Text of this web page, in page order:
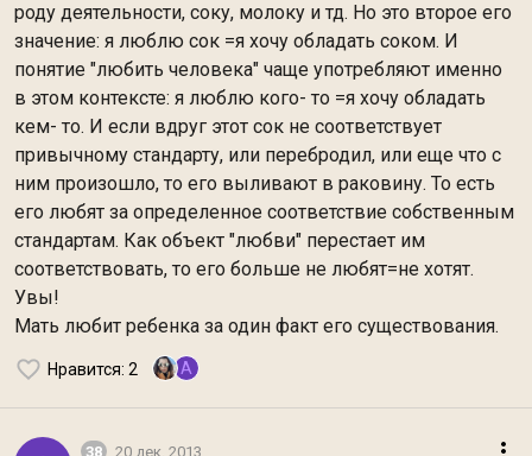
роду деятельности, соку, молоку и тд. Но это второе его
значение: я люблю сок =я хочу обладать соком. И
понятие "любить человека" чаще употребляют именно
в этом контексте: я люблю кого- то =я хочу обладать
кем- то. И если вдруг этот сок не соответствует
привычному стандарту, или перебродил, или еще что с
ним произошло, то его выливают в раковину. То есть
его любят за определенное соответствие собственным
стандартам. Как объект "любви" перестает им
соответствовать, то его больше не любят=не хотят.
Увы!
Мать любит ребенка за один факт его существования.
Нравится: 2 A
38 20 дек. 2013